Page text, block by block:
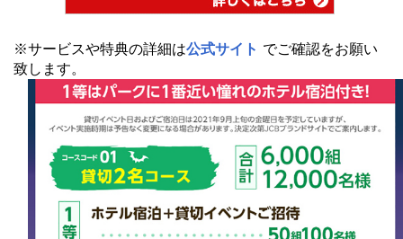
※サービスや特典の詳細は公式サイト でご確認をお願い
致します。